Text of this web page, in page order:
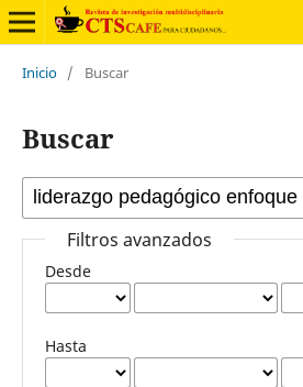
Inicio / Buscar
Buscar
Filtros avanzados
Desde
Hasta